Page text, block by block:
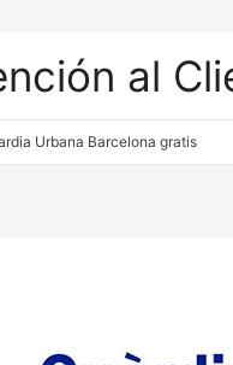
al
Urbana Barcelona gratis